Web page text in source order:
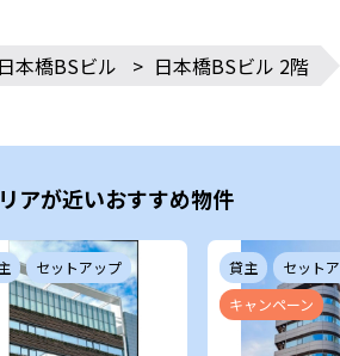
日本橋BSビル > 日本橋BSビル 2階
アが近いおすすめ物件
セットアップ 貸主
セット
キャンペーン